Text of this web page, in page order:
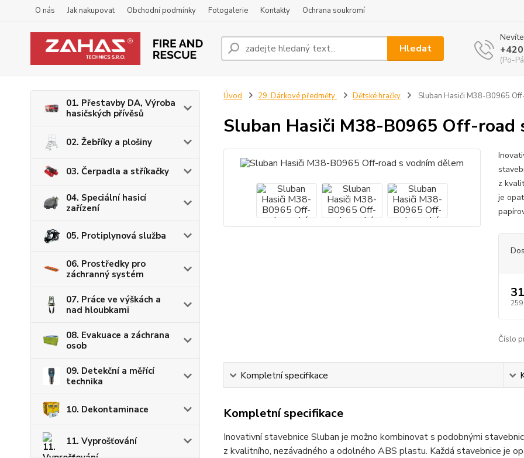
O nás Jak nakupovat Obchodní podmínky Fotogalerie Kontakty Ochrana soukromí
Hledat
(Po-
01. Přestavby DA, Výroba
hasičských přívěsů
02. Žebříky a plošiny
03. Čerpadla a stříkačky
04. Speciální hasicí
zařízení
05. Protiplynová služba
06. Prostředky pro
záchranný systém
07. Práce ve výškách a
nad hloubkami
08. Evakuace a záchrana
osob
09. Detekční a měřící
technika
10. Dekontaminace
11. Vyprošťování
Úvod 29. Dárkové předměty Dětské hračky Sluban Hasiči M38-B0965
Sluban Hasiči M38-B0965 Off-road
z
je
259
Číslo
Kompletní specifikace
Kompletní specifikace
Inovativní stavebnice Sluban je možno kombinovat s podobnými
z kvalitního, nezávadného a odolného ABS plastu. Každá stavebnice je